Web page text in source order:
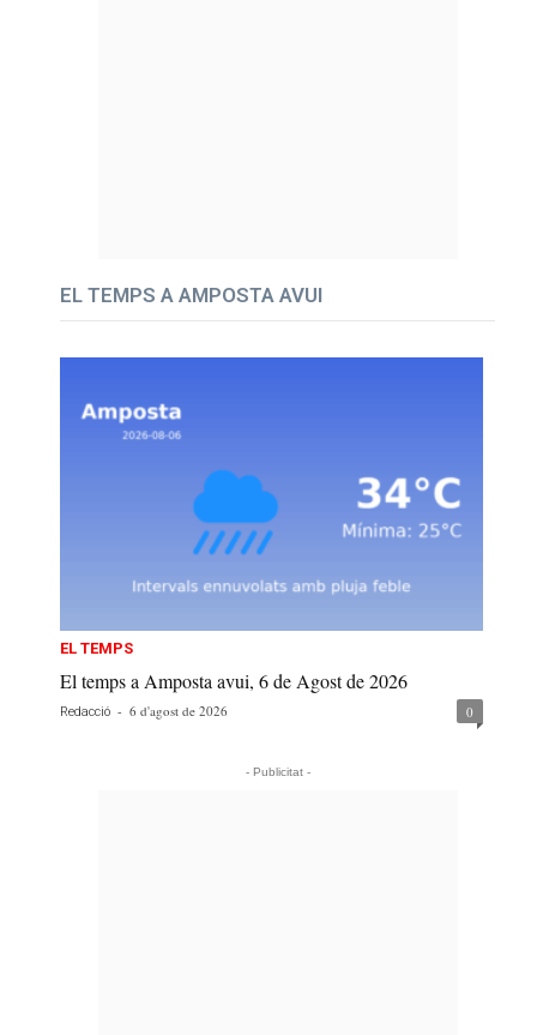
EL TEMPS A AMPOSTA AVUI
EL TEMPS
El temps a Amposta avui, 6 de Agost de 2026
Redacció - 6 d'agost de 2026 0
- Publicitat -